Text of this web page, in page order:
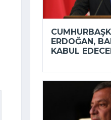
ERDOĞAN,
KABUL